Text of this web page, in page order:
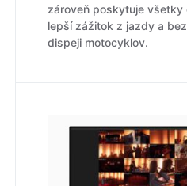
zároveň poskytuje všetky
lepší zážitok z jazdy a
dispeji motocyklov.